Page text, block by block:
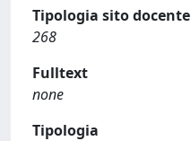
Tipologia sito docente
268
Fulltext
none
Tipologia